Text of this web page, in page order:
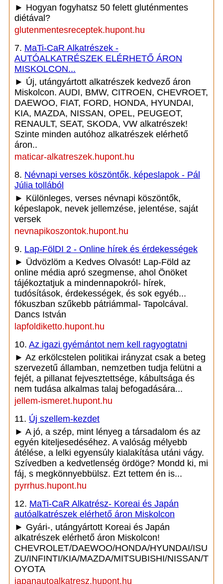
► Hogyan fogyhatsz 50 felett gluténmentes
diétával?
glutenmentesreceptek.hupont.hu
7. MaTi-CaR Alkatrészek -
AUTÓALKATRÉSZEK ELÉRHETŐ ÁRON
MISKOLCON...
► Új, utángyártott alkatrészek kedvező áron
Miskolcon. AUDI, BMW, CITROEN, CHEVROET,
DAEWOO, FIAT, FORD, HONDA, HYUNDAI,
KIA, MAZDA, NISSAN, OPEL, PEUGEOT,
RENAULT, SEAT, SKODA, VW alkatrészek!
Szinte minden autóhoz alkatrészek elérhető
áron..
maticar-alkatreszek.hupont.hu
8. Névnapi verses köszöntők, képeslapok - Pál
Júlia tollából
► Különleges, verses névnapi köszöntők,
képeslapok, nevek jellemzése, jelentése, saját
versek
nevnapikoszontok.hupont.hu
9. Lap-FölDI 2 - Online hírek és érdekességek
► Üdvözlöm a Kedves Olvasót! Lap-Föld az
online média apró szegmense, ahol Önöket
tájékoztatjuk a mindennapokról- hírek,
tudósítások, érdekességek, és sok egyéb...
fókuszban szűkebb pátriámmal- Tapolcával.
Dancs István
lapfoldiketto.hupont.hu
10. Az igazi gyémántot nem kell ragyogtatni
► Az erkölcstelen politikai irányzat csak a beteg
szervezetű államban, nemzetben tudja felütni a
fejét, a pillanat fejvesztettsége, kábultsága és
nem tudása alkalmas talaj befogadására...
jellem-ismeret.hupont.hu
11. Új szellem-kezdet
► A jó, a szép, mint lényeg a társadalom és az
egyén kiteljesedéséhez. A valóság mélyebb
átélése, a lelki egyensúly kialakítása utáni vágy.
Szívedben a kedvetlenség ördöge? Mondd ki, mi
fáj, s megkönnyebbülsz. Ezt tettem én is...
pyrrhus.hupont.hu
12. MaTi-CaR Alkatrész- Koreai és Japán
autóalkatrészek elérhető áron Miskolcon
► Gyári-, utángyártott Koreai és Japán
alkatrészek elérhető áron Miskolcon!
CHEVROLET/DAEWOO/HONDA/HYUNDAI/ISU
ZU/INFINTI/KIA/MAZDA/MITSUBISHI/NISSAN/T
OYOTA
japanautoalkatresz.hupont.hu